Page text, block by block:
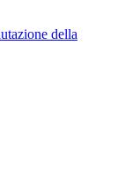
della